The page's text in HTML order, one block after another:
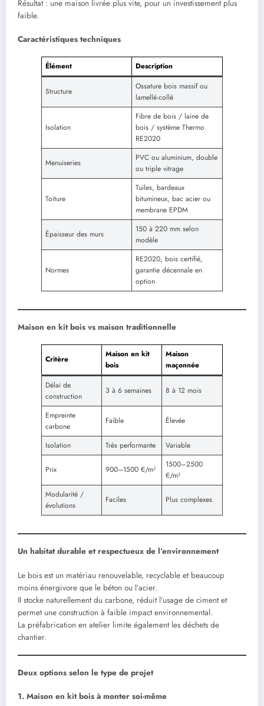
Résultat : une maison livrée plus vite, pour un investissement plus
faible.
Caractéristiques techniques
Élément Description
Structure
Ossature bois massif ou
lamellé-collé
Isolation
Fibre de bois / laine de
bois / système Thermo
RE2020
Menuiseries
PVC ou aluminium, double
ou triple vitrage
Toiture
Tuiles, bardeaux
bitumineux, bac acier ou
membrane EPDM
Épaisseur des murs
150 à 220 mm selon
modèle
Normes
RE2020, bois certifié,
garantie décennale en
option
Maison en kit bois vs maison traditionnelle
Critère
Maison en kit
bois
Maison
maçonnée
Délai de
construction
3 à 6 semaines 8 à 12 mois
Empreinte
carbone
Faible Élevée
Isolation Très performante Variable
Prix 900–1500 €/m²
1500–2500
€/m²
Modularité /
évolutions
Faciles Plus complexes
Un habitat durable et respectueux de l’environnement
Le bois est un matériau renouvelable, recyclable et beaucoup
moins énergivore que le béton ou l’acier.
Il stocke naturellement du carbone, réduit l’usage de ciment et
permet une construction à faible impact environnemental.
La préfabrication en atelier limite également les déchets de
chantier.
Deux options selon le type de projet
1. Maison en kit bois à monter soi-même